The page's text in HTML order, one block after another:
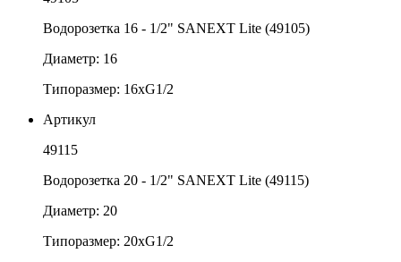
Водорозетка 16 - 1/2" SANEXT Lite (49105)
Диаметр: 16
Типоразмер: 16xG1/2
Артикул
49115
Водорозетка 20 - 1/2" SANEXT Lite (49115)
Диаметр: 20
Типоразмер: 20xG1/2